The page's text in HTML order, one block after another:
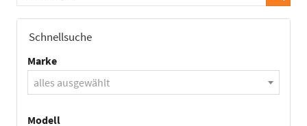
Schnellsuche
Marke
alles ausgewählt
Modell